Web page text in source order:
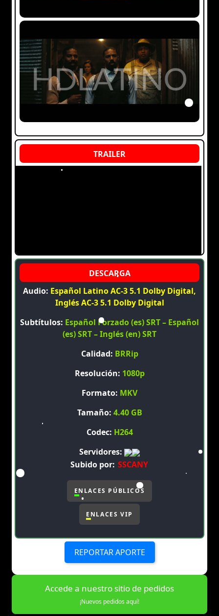
Audio: Español Latino AC-3 5.1 Dolby Digital,
Inglés AC-3 5.1 Dolby Digital
Subtítulos: Español Forzado (es) SRT – Español
(es) SRT – Inglés (en) SRT
Calidad: BRRip
Resolución: 1080p
Formato: MKV
Tamaño: 4.40 GB
Codec: H264
Servidores:
Subido por: SSCANY
ENLACES PÚBLICOS
ENLACES VIP
REPORTAR APORTE
Accede a nuestro sitio de pedidos
¡Nuevos pedidos aquí!